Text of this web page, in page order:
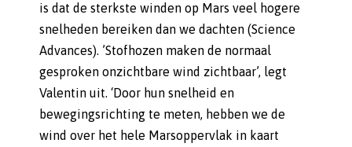
is dat de sterkste winden op Mars veel hogere
snelheden bereiken dan we dachten (Science
Advances). ’Stofhozen maken de normaal
gesproken onzichtbare wind zichtbaar’, legt
Valentin uit. ‘Door hun snelheid en
bewegingsrichting te meten, hebben we de
wind over het hele Marsoppervlak in kaart